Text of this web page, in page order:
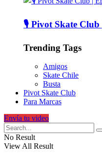
🎙️ Pivot Skate Club
Trending Tags
Amigos
Skate Chile
Busta
Pivot Skate Club
Para Marcas
Envía tu video
No Result
View All Result